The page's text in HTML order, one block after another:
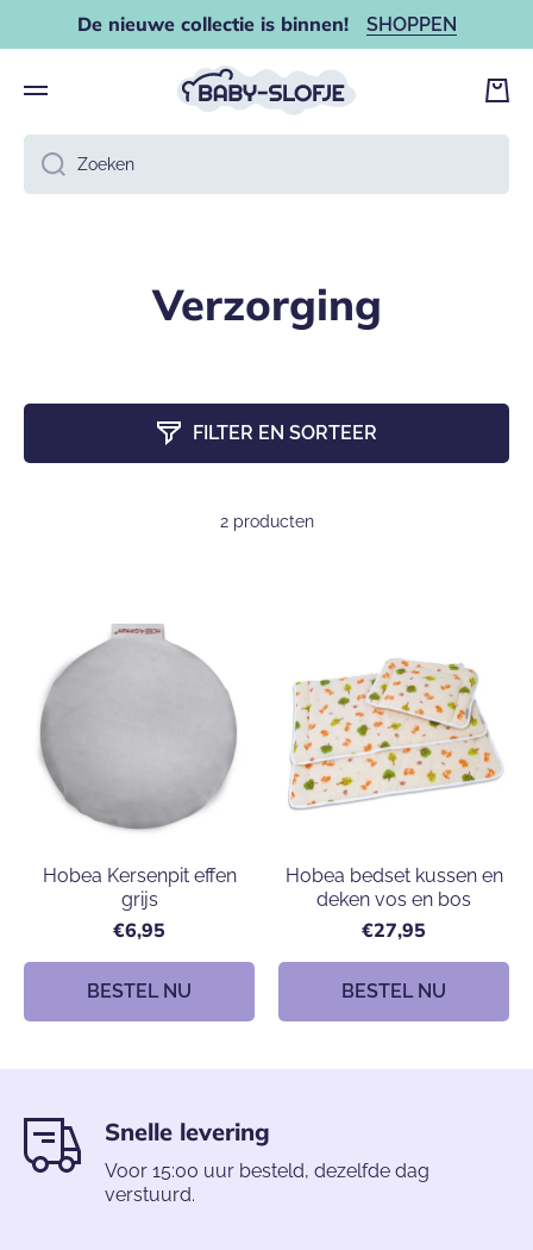
DOORGAAN NAAR ARTIKEL
De nieuwe collectie is binnen! SHOPPEN
Zoeken
Verzorging
FILTER EN SORTEER
2 producten
Hobea Kersenpit effen
grijs
€6,95
BESTEL NU
Hobea bedset kussen en
deken vos en bos
€27,95
BESTEL NU
Snelle levering
Voor 15:00 uur besteld, dezelfde dag
verstuurd.